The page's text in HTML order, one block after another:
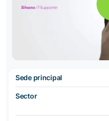
Sede principal
Sector